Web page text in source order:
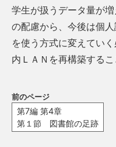
学生が扱うデータ量が
の配慮から、今後は個
を使う方式に変えてい
内ＬＡＮを再構築する
前のページ
第7編 第4章
第１節 図書館の足跡